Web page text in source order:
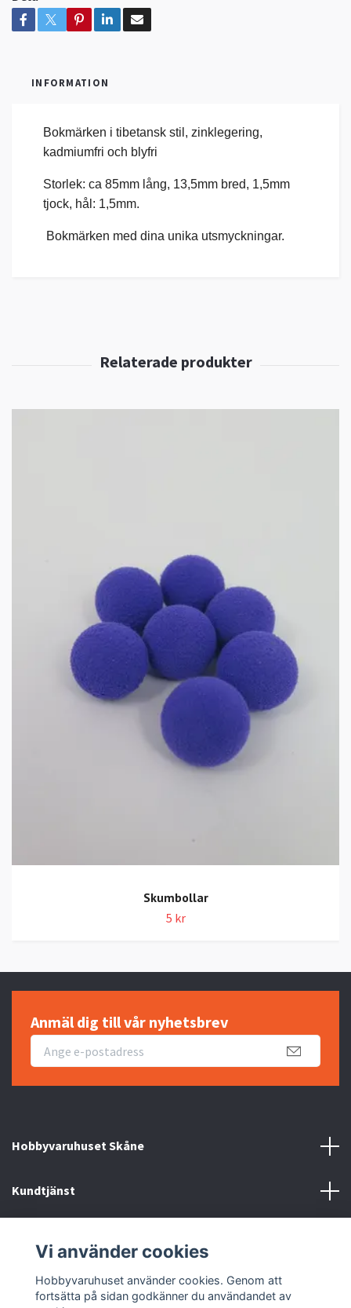
INFORMATION
Bokmärken i tibetansk stil, zinklegering,
kadmiumfri och blyfri
Storlek: ca 85mm lång, 13,5mm bred, 1,5mm
tjock, hål: 1,5mm.
Bokmärken med dina unika utsmyckningar.
Skumbollar
5 kr
Anmäl dig till vår nyhetsbrev
Hobbyvaruhuset Skåne
Kundtjänst
Sociala medier
Vi använder cookies
Hobbyvaruhuset använder cookies. Genom att
fortsätta på sidan godkänner du användandet av